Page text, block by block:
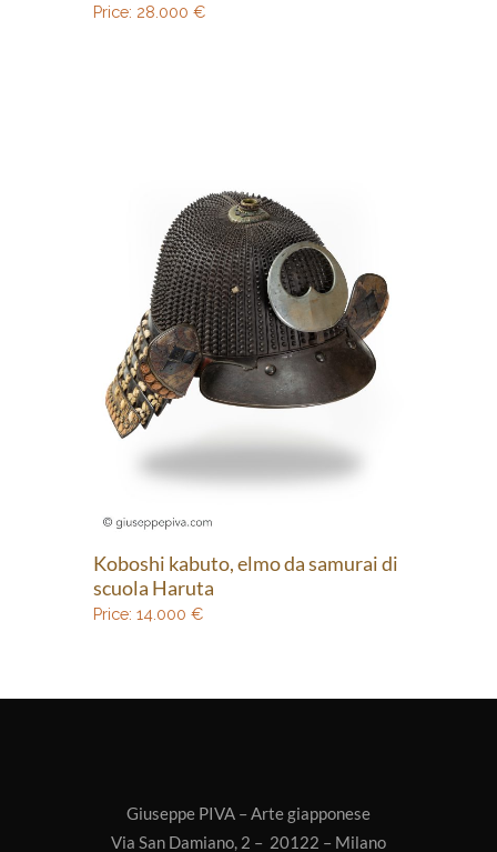
Price: 28.000 €
Koboshi kabuto, elmo da samurai di
scuola Haruta
Price: 14.000 €
Giuseppe PIVA – Arte giapponese
Via San Damiano, 2 – 20122 – Milano